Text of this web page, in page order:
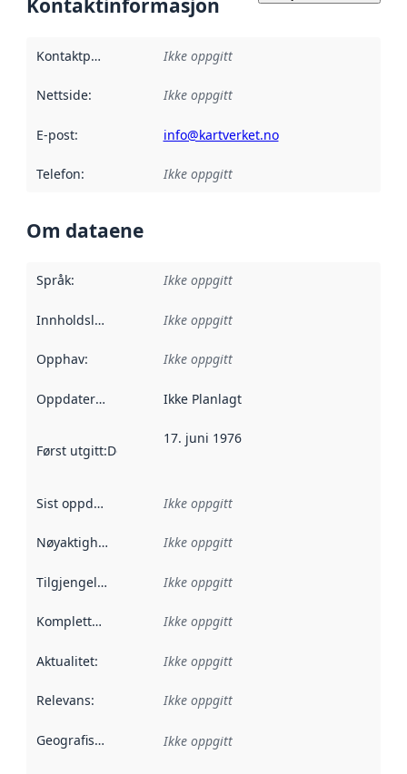
Kontaktinformasjon
Kontaktpunkt Ikke oppgitt
Nettside: Ikke oppgitt
E-post: info@kartverket.no
Telefon: Ikke oppgitt
Om dataene
Språk: Ikke oppgitt
Innholdsleverandører :
Ikke oppgitt
Opphav: Ikke oppgitt
Oppdateringsfrekvens :
Ikke Planlagt
Først utgitt:Denne datoen sier når dataene i dette
17. juni 1976
Sist oppdatert Ikke oppgitt
Nøyaktighet Ikke oppgitt
Tilgjengelighet Ikke oppgitt
Kompletthet Ikke oppgitt
Aktualitet: Ikke oppgitt
Relevans: Ikke oppgitt
Geografisk avgrensning :
Ikke oppgitt